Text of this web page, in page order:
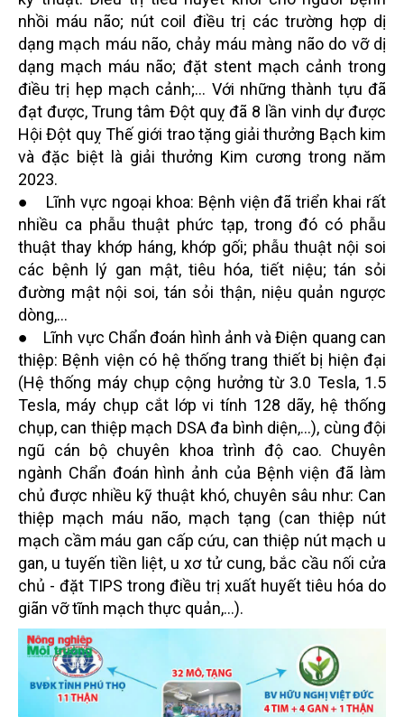
nhồi máu não; nút coil điều trị các trường hợp dị
dạng mạch máu não, chảy máu màng não do vỡ dị
dạng mạch máu não; đặt stent mạch cảnh trong
điều trị hẹp mạch cảnh;... Với những thành tựu đã
đạt được, Trung tâm Đột quỵ đã 8 lần vinh dự được
Hội Đột quỵ Thế giới trao tặng giải thưởng Bạch kim
và đặc biệt là giải thưởng Kim cương trong năm
2023.
● Lĩnh vực ngoại khoa: Bệnh viện đã triển khai rất
nhiều ca phẫu thuật phức tạp, trong đó có phẫu
thuật thay khớp háng, khớp gối; phẫu thuật nội soi
các bệnh lý gan mật, tiêu hóa, tiết niệu; tán sỏi
đường mật nội soi, tán sỏi thận, niệu quản ngược
dòng,...
● Lĩnh vực Chẩn đoán hình ảnh và Điện quang can
thiệp: Bệnh viện có hệ thống trang thiết bị hiện đại
(Hệ thống máy chụp cộng hưởng từ 3.0 Tesla, 1.5
Tesla, máy chụp cắt lớp vi tính 128 dãy, hệ thống
chụp, can thiệp mạch DSA đa bình diện,...), cùng đội
ngũ cán bộ chuyên khoa trình độ cao. Chuyên
ngành Chẩn đoán hình ảnh của Bệnh viện đã làm
chủ được nhiều kỹ thuật khó, chuyên sâu như: Can
thiệp mạch máu não, mạch tạng (can thiệp nút
mạch cầm máu gan cấp cứu, can thiệp nút mạch u
gan, u tuyến tiền liệt, u xơ tử cung, bắc cầu nối cửa
chủ - đặt TIPS trong điều trị xuất huyết tiêu hóa do
giãn vỡ tĩnh mạch thực quản,...).